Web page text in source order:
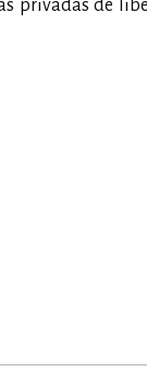
privadas de